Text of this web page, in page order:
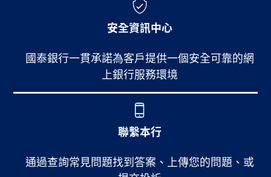
安全資訊中心
國泰銀行一貫承諾為客戶提供一個安全可靠的網
上銀行服務環境
聯繫本行
通過查詢常見問題找到答案、上傳您的問題、或